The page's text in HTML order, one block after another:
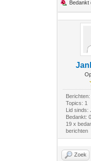
Bedankt
Berichten:
Topics: 1
Lid sinds:
Bedankt: 0
19 x
berichten
Zoek